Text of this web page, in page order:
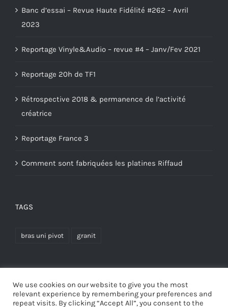
Banc d’essai – Revue Haute Fidélité #262 – Avril
2023
Reportage Vinyle&Audio – revue #4 – Janv/Fev 2021
Reportage 20h de TF1
Rétrospective 2018 & permanence de l’activité
créatrice
Reportage France 3
Comment sont fabriquées les platines Riffaud
TAGS
bras uni pivot granit
We use cookies on our website to give you the most
relevant experience by remembering your preferences and
repeat visits. By clicking “Accept All”, you consent to the